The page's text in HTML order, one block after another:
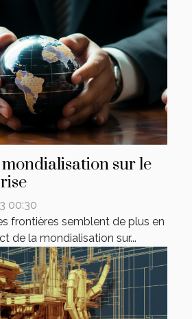
sur le
00:30
frontières semblent de plus en
de la mondialisation sur...